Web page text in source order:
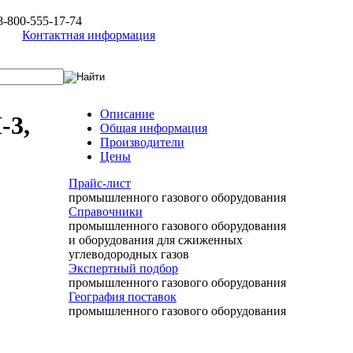
800-555-17-74
Контактная информация
3,
Описание
Общая информация
Производители
Цены
Прайс-лист
промышленного газового оборудования
Справочники
промышленного газового оборудования
и оборудования для сжиженных
углеводородных газов
Экспертный подбор
промышленного газового оборудования
География поставок
промышленного газового оборудования